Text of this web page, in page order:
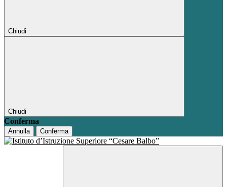
Chiudi
Chiudi
Conferma
Annulla Conferma